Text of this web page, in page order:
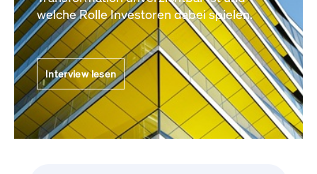
welche Rolle Investoren dabei spielen.
Interview lesen